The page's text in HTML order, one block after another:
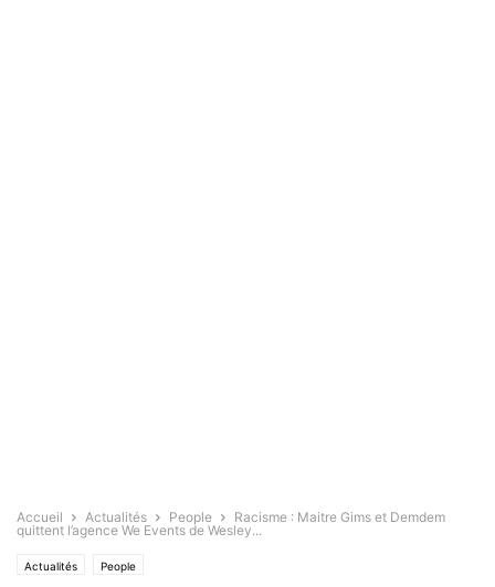
Accueil Actualités People
Racisme : Maitre Gims et Demdem
quittent l’agence We Events de Wesley...
Actualités People